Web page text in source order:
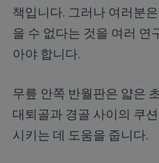
책입니다. 그러나 여러분
을 수 없다는 것을 여러 연
아야 합니다.
무릎 안쪽 반월판은 얇은
대퇴골과 경골 사이의 쿠
시키는 데 도움을 줍니다.